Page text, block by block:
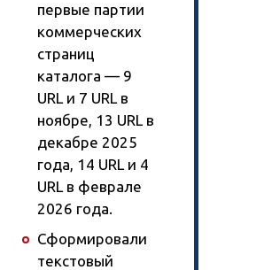
первые партии
коммерческих
страниц
каталога — 9
URL и 7 URL в
ноябре, 13 URL в
декабре 2025
года, 14 URL и 4
URL в феврале
2026 года.
Сформировали
текстовый